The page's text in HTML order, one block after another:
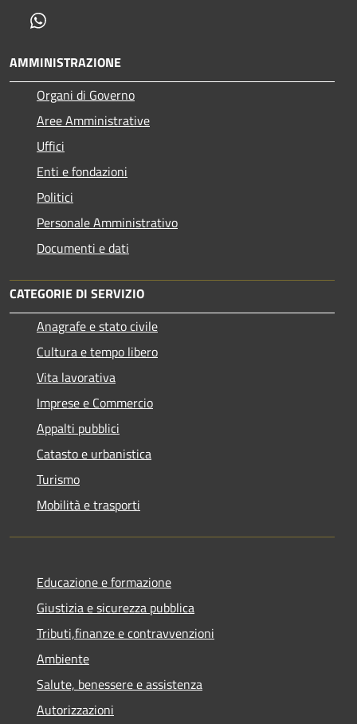
AMMINISTRAZIONE
Organi di Governo
Aree Amministrative
Uffici
Enti e fondazioni
Politici
Personale Amministrativo
Documenti e dati
CATEGORIE DI SERVIZIO
Anagrafe e stato civile
Cultura e tempo libero
Vita lavorativa
Imprese e Commercio
Appalti pubblici
Catasto e urbanistica
Turismo
Mobilità e trasporti
Educazione e formazione
Giustizia e sicurezza pubblica
Tributi,finanze e contravvenzioni
Ambiente
Salute, benessere e assistenza
Autorizzazioni